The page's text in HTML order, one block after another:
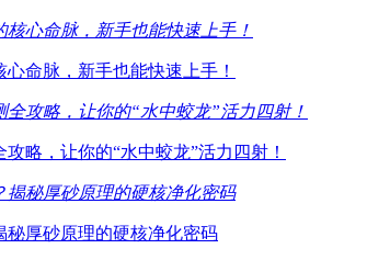
命脉，新手也能快速上手！
略，让你的“水中蛟龙”活力四射！
秘厚砂原理的硬核净化密码